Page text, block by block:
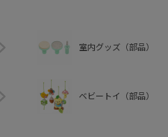
室内グッズ（部品）
ベビートイ（部品）